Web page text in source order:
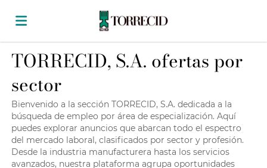
Home
Lista
ofertas
Subir
TORRECID, S.A. ofertas por
sector
Bienvenido a la sección TORRECID, S.A. dedicada a la
búsqueda de empleo por área de especialización. Aquí
puedes explorar anuncios que abarcan todo el espectro
del mercado laboral, clasificados por sector y profesión.
Desde la industria manufacturera hasta los servicios
avanzados, nuestra plataforma agrupa oportunidades